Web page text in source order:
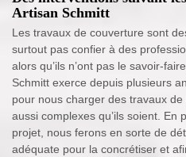
Artisan Schmitt
Les travaux de couverture sont
surtout pas confier à des
alors qu’ils n’ont pas le savoir-
Schmitt exerce depuis plusieurs
pour nous charger des travaux
aussi complexes qu’ils soient. En
projet, nous ferons en sorte de
adéquate pour la concrétiser et